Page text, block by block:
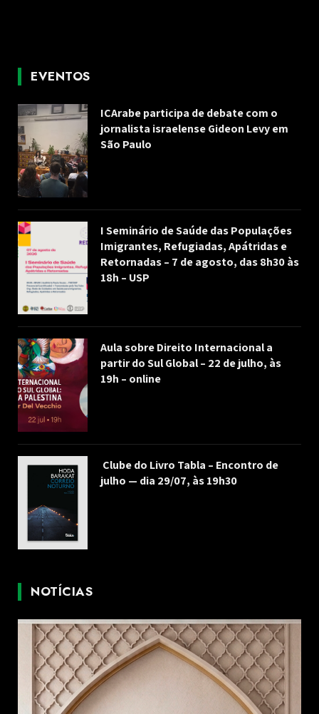
EVENTOS
ICArabe participa de debate com o
jornalista israelense Gideon Levy em
São Paulo
I Seminário de Saúde das Populações
Imigrantes, Refugiadas, Apátridas e
Retornadas – 7 de agosto, das 8h30 às
18h – USP
Aula sobre Direito Internacional a
partir do Sul Global – 22 de julho, às
19h – online
Clube do Livro Tabla – Encontro de
julho — dia 29/07, às 19h30
NOTÍCIAS